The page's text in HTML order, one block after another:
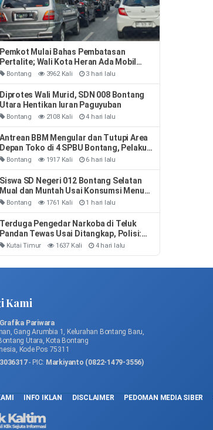
Pemkot Mulai Bahas Pembatasan
Pertalite; Wali Kota Heran Ada Mobil
Habiskan 40 Liter Sehari
Bontang 3962 Kali 3 hari lalu
Diprotes Wali Murid, SDN 008 Bontang
Utara Hentikan Iuran Paguyuban
Bontang 2108 Kali 4 hari lalu
Antrean BBM Mengular dan Tutupi Area
Depan Toko di 4 SPBU Bontang, Pelaku
Usaha Rugi
Bontang 1917 Kali 6 hari lalu
Siswa SD Negeri 012 Bontang Selatan
Mual dan Muntah Usai Konsumsi Menu
MBG
Bontang 1761 Kali 1 hari lalu
Terduga Pengedar Narkoba di Teluk
Pandan Tewas Usai Ditangkap, Polisi:
Sempat Melawan dan Mengeluh Sesak
Napas
Kutai Timur 1637 Kali 4 hari lalu
Kami
Pariwara
Gang Arumbia 1, Kelurahan Bontang Baru,
Utara, Kota Bontang
Kode Pos 75311
- PIC: Markiyanto (0822-1479-3556)
INFO IKLAN DISCLAIMER PEDOMAN MEDIA SIBER